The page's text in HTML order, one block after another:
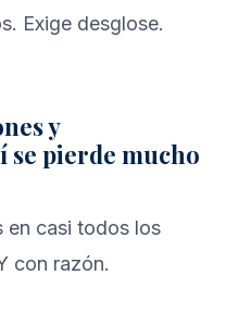
Exige desglose.
y
se pierde mucho
en casi todos los
con razón.